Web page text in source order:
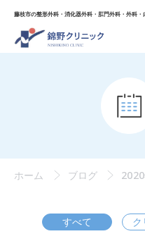
藤枝市の整形外科・消化器外科・肛門外科・外科・
ホーム ブログ
すべて ク